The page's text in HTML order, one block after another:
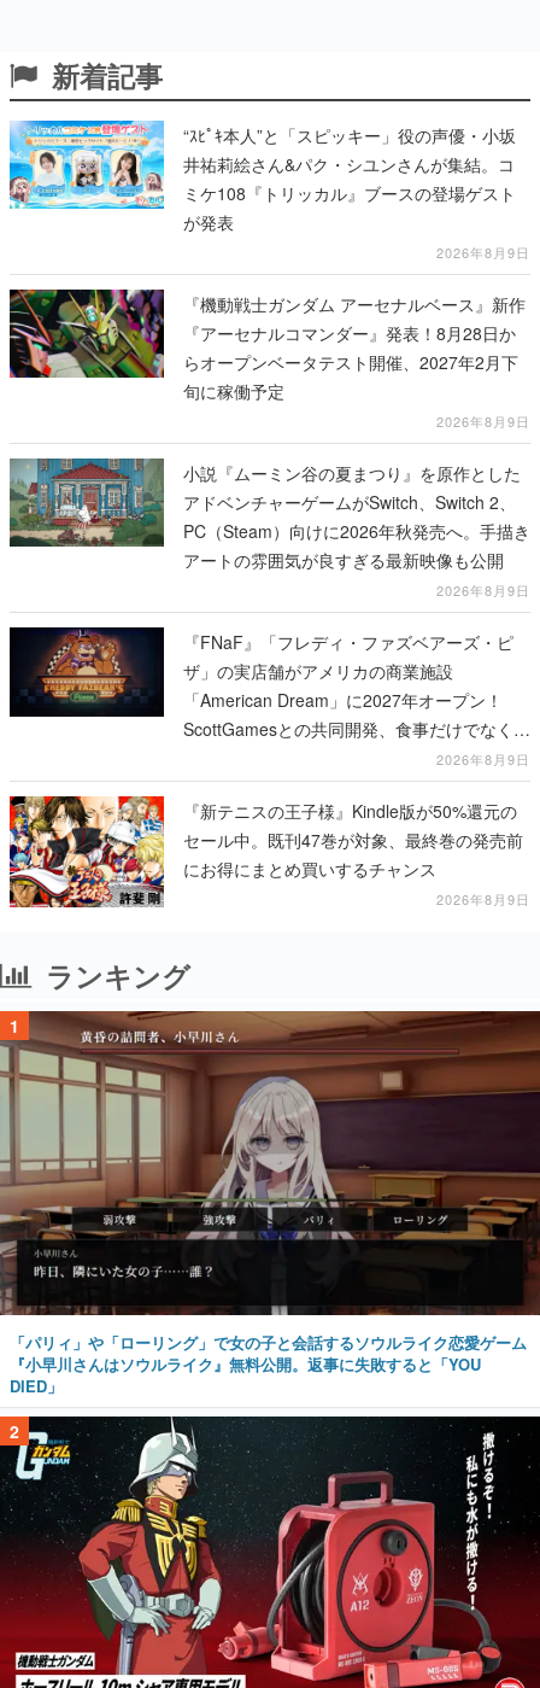
新着記事
“ｽﾋﾟｷ本人”と「スピッキー」役の声優・小坂
井祐莉絵さん&パク・シユンさんが集結。コ
ミケ108『トリッカル』ブースの登場ゲスト
が発表
2026年8月9日
『機動戦士ガンダム アーセナルベース』新作
『アーセナルコマンダー』発表！8月28日か
らオープンベータテスト開催、2027年2月下
旬に稼働予定
2026年8月9日
小説『ムーミン谷の夏まつり』を原作とした
アドベンチャーゲームがSwitch、Switch 2、
PC（Steam）向けに2026年秋発売へ。手描き
アートの雰囲気が良すぎる最新映像も公開
2026年8月9日
『FNaF』「フレディ・ファズベアーズ・ピ
ザ」の実店舗がアメリカの商業施設
「American Dream」に2027年オープン！
ScottGamesとの共同開発、食事だけでなくス
テージショーや没入型のホラー体験も楽しめ
る
2026年8月9日
『新テニスの王子様』Kindle版が50%還元の
セール中。既刊47巻が対象、最終巻の発売前
にお得にまとめ買いするチャンス
2026年8月9日
ランキング
1
「パリィ」や「ローリング」で女の子と会話するソウルライク恋愛ゲーム
『小早川さんはソウルライク』無料公開。返事に失敗すると「YOU
DIED」
2